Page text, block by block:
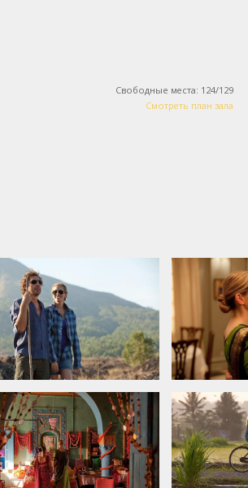
Свободные места: 124/129
Смотреть план зала